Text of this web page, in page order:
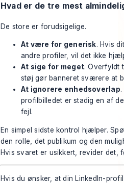
Hvad er de tre mest
De store er forudsigelige.
At være for generisk. Hvis
andre profiler, vil det ikke
At sige for meget. Overfyldt
støj gør banneret sværere at
At ignorere enhedsoverlap
profilbilledet er stadig en af
fejl.
En simpel sidste kontrol hjælper.
den rolle, det publikum og den
Hvis svaret er usikkert, revider det,
Hvis du ønsker, at din LinkedIn-